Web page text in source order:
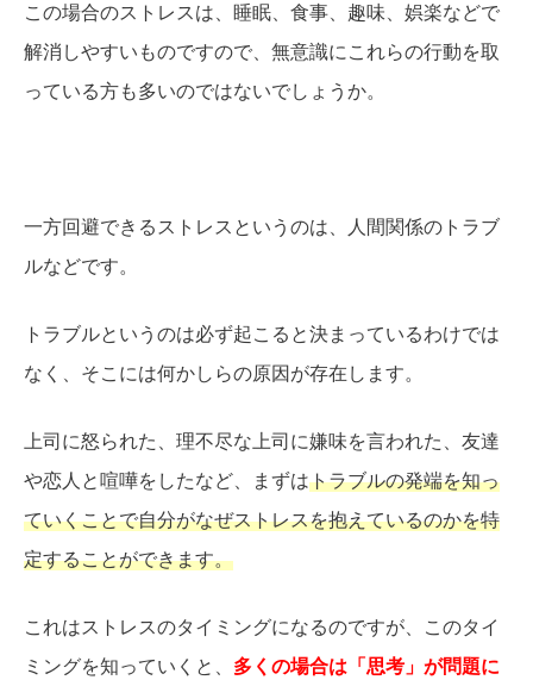
この場合のストレスは、睡眠、食事、趣味、娯楽などで
解消しやすいものですので、無意識にこれらの行動を取
っている方も多いのではないでしょうか。
一方回避できるストレスというのは、人間関係のトラブ
ルなどです。
トラブルというのは必ず起こると決まっているわけでは
なく、そこには何かしらの原因が存在します。
上司に怒られた、理不尽な上司に嫌味を言われた、友達
や恋人と喧嘩をしたなど、まずはトラブルの発端を知っ
ていくことで自分がなぜストレスを抱えているのかを特
定することができます。
これはストレスのタイミングになるのですが、このタイ
ミングを知っていくと、 多くの場合は「思考」が問題に